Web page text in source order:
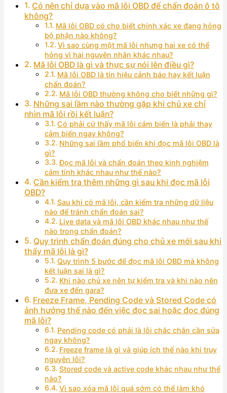
Có nên chỉ dựa vào mã lỗi OBD để chẩn đoán ô tô
không?
Mã lỗi OBD có cho biết chính xác xe đang hỏng
bộ phận nào không?
Vì sao cùng một mã lỗi nhưng hai xe có thể
hỏng vì hai nguyên nhân khác nhau?
Mã lỗi OBD là gì và thực sự nói lên điều gì?
Mã lỗi OBD là tín hiệu cảnh báo hay kết luận
chẩn đoán?
Mã lỗi OBD thường không cho biết những gì?
Những sai lầm nào thường gặp khi chủ xe chỉ
nhìn mã lỗi rồi kết luận?
Có phải cứ thấy mã lỗi cảm biến là phải thay
cảm biến ngay không?
Những sai lầm phổ biến khi đọc mã lỗi OBD là
gì?
Đọc mã lỗi và chẩn đoán theo kinh nghiệm
cảm tính khác nhau như thế nào?
Cần kiểm tra thêm những gì sau khi đọc mã lỗi
OBD?
Sau khi có mã lỗi, cần kiểm tra những dữ liệu
nào để tránh chẩn đoán sai?
Live data và mã lỗi OBD khác nhau như thế
nào trong chẩn đoán?
Quy trình chẩn đoán đúng cho chủ xe mới sau khi
thấy mã lỗi là gì?
Quy trình 5 bước để đọc mã lỗi OBD mà không
kết luận sai là gì?
Khi nào chủ xe nên tự kiểm tra và khi nào nên
đưa xe đến gara?
Freeze Frame, Pending Code và Stored Code có
ảnh hưởng thế nào đến việc đọc sai hoặc đọc đúng
mã lỗi?
Pending code có phải là lỗi chắc chắn cần sửa
ngay không?
Freeze frame là gì và giúp ích thế nào khi truy
nguyên lỗi?
Stored code và active code khác nhau như thế
nào?
Vì sao xóa mã lỗi quá sớm có thể làm khó